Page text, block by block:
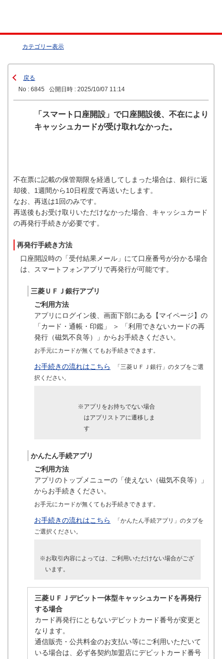
カテゴリー表示
戻る
No : 6845
公開日時 : 2025/10/07 11:14
「スマート口座開設」で口座開設後、不在により
キャッシュカードが受け取れなかった。
不在票に記載の保管期限を経過してしまった場合は、銀行に返
却後、1週間から10日程度で再送いたします。
なお、再送は1回のみです。
再送後もお受け取りいただけなかった場合、キャッシュカード
の再発行手続きが必要です。
再発行手続き方法
口座開設時の「受付結果メール」にて口座番号が分かる場合
は、スマートフォンアプリで再発行が可能です。
三菱ＵＦＪ銀行アプリ
ご利用方法
アプリにログイン後、画面下部にある【マイページ】の
「カード・通帳・印鑑」 ＞ 「利用できないカードの再
発行（磁気不良等）」からお手続きください。
お手元にカードが無くてもお手続きできます。
お手続きの流れはこちら
「三菱ＵＦＪ銀行」のタブをご選
択ください。
※アプリをお持ちでない場合
はアプリストアに遷移しま
す
かんたん手続アプリ
ご利用方法
アプリのトップメニューの「使えない（磁気不良等）」
からお手続きください。
お手元にカードが無くてもお手続きできます。
お手続きの流れはこちら
「かんたん手続アプリ」のタブを
ご選択ください。
※お取引内容によっては、ご利用いただけない場合がござ
います。
三菱ＵＦＪデビット一体型キャッシュカードを再発行
する場合
カード再発行にともないデビットカード番号が変更と
なります。
通信販売・公共料金のお支払い等にご利用いただいて
いる場合は、必ず各契約加盟店にデビットカード番号